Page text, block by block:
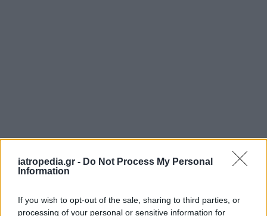
iatropedia.gr - Do Not Process My Personal
Information
If you wish to opt-out of the sale, sharing to third parties, or
processing of your personal or sensitive information for